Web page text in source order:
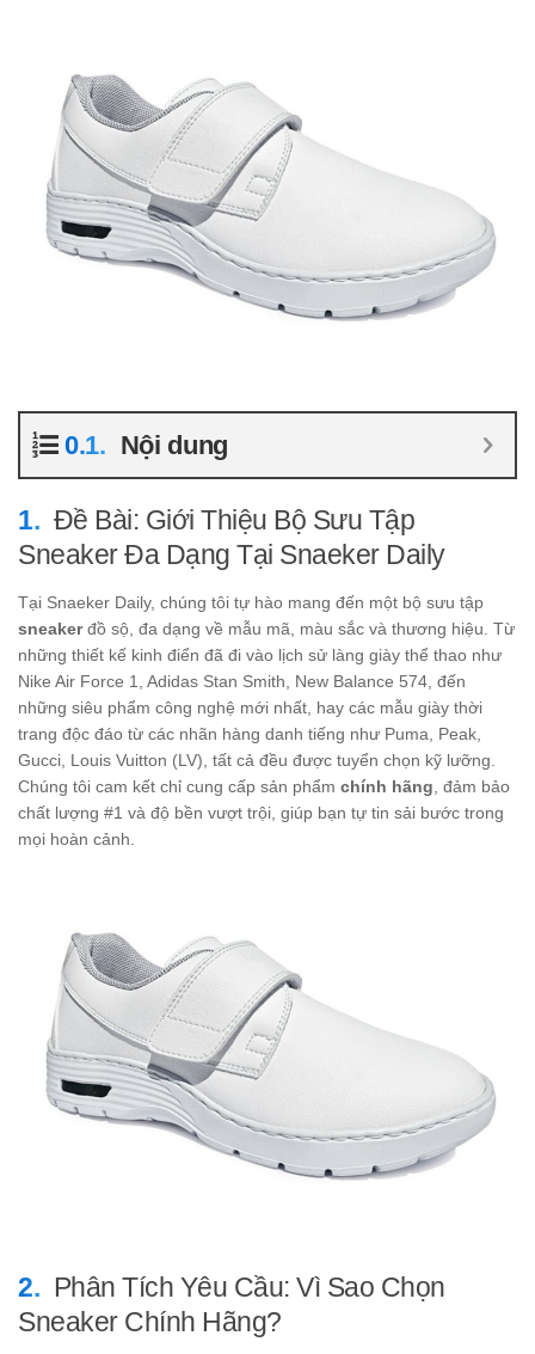
Nội dung
Đề Bài: Giới Thiệu Bộ Sưu Tập
Sneaker Đa Dạng Tại Snaeker Daily
Tại Snaeker Daily, chúng tôi tự hào mang đến một bộ sưu tập
sneakerđồ sộ, đa dạng về mẫu mã, màu sắc và thương hiệu. Từ
những thiết kế kinh điển đã đi vào lịch sử làng giày thể thao như
Nike Air Force 1, Adidas Stan Smith, New Balance 574, đến
những siêu phẩm công nghệ mới nhất, hay các mẫu giày thời
trang độc đáo từ các nhãn hàng danh tiếng như Puma, Peak,
Gucci, Louis Vuitton (LV), tất cả đều được tuyển chọn kỹ lưỡng.
Chúng tôi cam kết chỉ cung cấp sản phẩm chính hãng, đảm bảo
chất lượng #1 và độ bền vượt trội, giúp bạn tự tin sải bước trong
mọi hoàn cảnh.
Phân Tích Yêu Cầu: Vì Sao Chọn
Sneaker Chính Hãng?